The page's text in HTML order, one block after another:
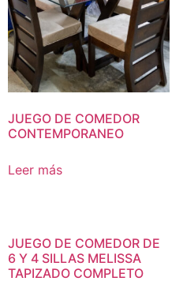
JUEGO DE COMEDOR
CONTEMPORANEO
Leer más
JUEGO DE COMEDOR DE
6 Y 4 SILLAS MELISSA
TAPIZADO COMPLETO